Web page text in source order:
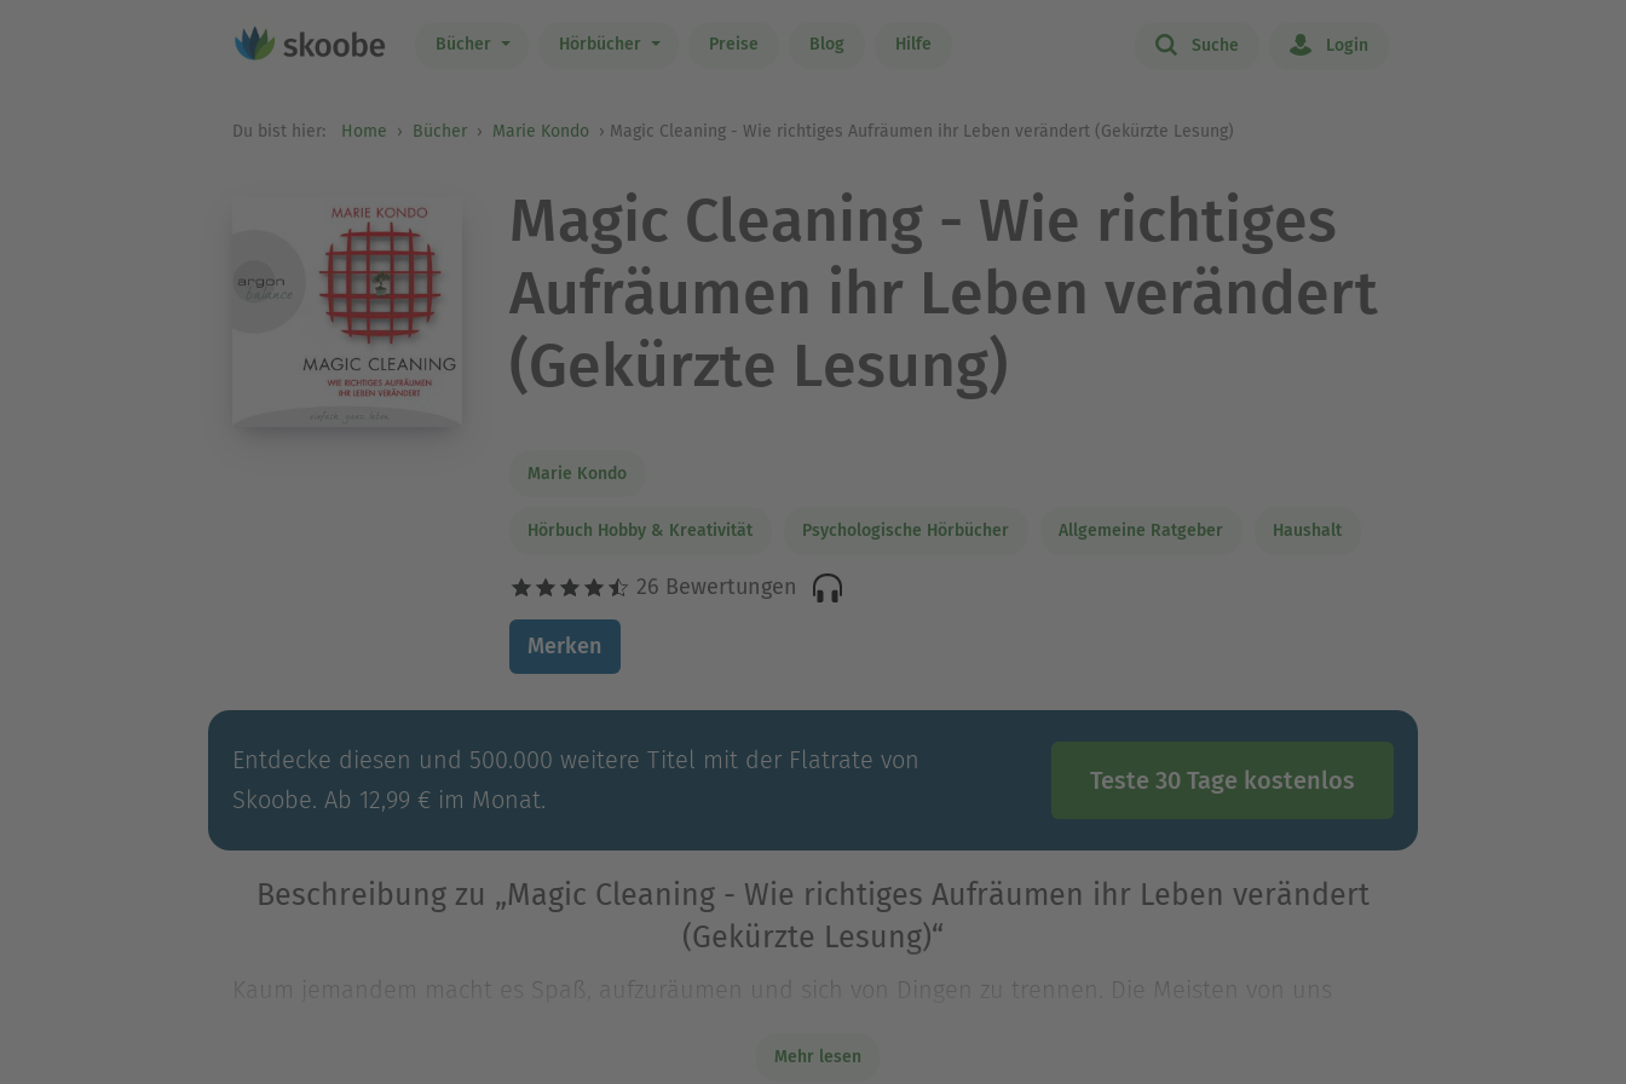
Bücher Hörbücher Preise Blog Hilfe Suche Login
Du bist hier: Home Bücher Marie Kondo Magic Cleaning - Wie richtiges Aufräumen ihr Leben verändert (Gekürzte Lesung)
Magic Cleaning - Wie richtiges
Aufräumen ihr Leben verändert
(Gekürzte Lesung)
Marie Kondo
Hörbuch Hobby & Kreativität Psychologische Hörbücher Allgemeine Ratgeber Haushalt
26 Bewertungen
Merken
Entdecke diesen und 500.000 weitere Titel mit der Flatrate von
Skoobe. Ab 12,99 € im Monat.
Teste 30 Tage kostenlos
Beschreibung zu „Magic Cleaning - Wie richtiges Aufräumen ihr Leben verändert
(Gekürzte Lesung)“
Kaum jemandem macht es Spaß, aufzuräumen und sich von Dingen zu trennen. Die Meisten von uns
Mehr lesen